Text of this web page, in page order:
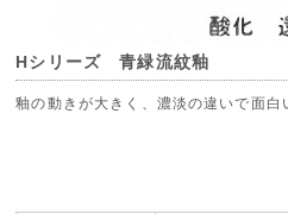
Hシリーズ 青緑流紋釉
釉の動きが大きく、濃淡の違いで面白